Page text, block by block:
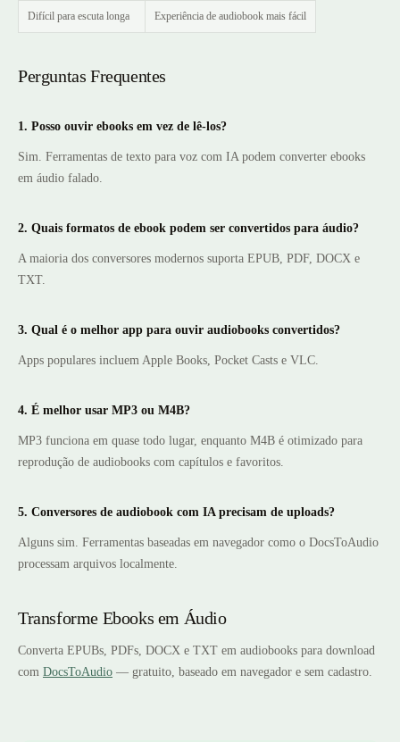
Difícil para escuta longa Experiência de audiobook mais fácil
Perguntas Frequentes
1. Posso ouvir ebooks em vez de lê-los?
Sim. Ferramentas de texto para voz com IA podem converter ebooks
em áudio falado.
2. Quais formatos de ebook podem ser convertidos para áudio?
A maioria dos conversores modernos suporta EPUB, PDF, DOCX e
TXT.
3. Qual é o melhor app para ouvir audiobooks convertidos?
Apps populares incluem Apple Books, Pocket Casts e VLC.
4. É melhor usar MP3 ou M4B?
MP3 funciona em quase todo lugar, enquanto M4B é otimizado para
reprodução de audiobooks com capítulos e favoritos.
5. Conversores de audiobook com IA precisam de uploads?
Alguns sim. Ferramentas baseadas em navegador como o DocsToAudio
processam arquivos localmente.
Transforme Ebooks em Áudio
Converta EPUBs, PDFs, DOCX e TXT em audiobooks para download
com DocsToAudio — gratuito, baseado em navegador e sem cadastro.